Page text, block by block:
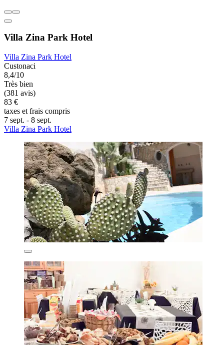
Villa Zina Park Hotel
Villa Zina Park Hotel
Custonaci
8,4/10
Très bien
(381 avis)
83 €
taxes et frais compris
7 sept. - 8 sept.
Villa Zina Park Hotel